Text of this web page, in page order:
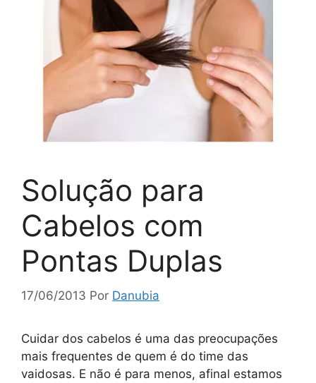
Solução para
Cabelos com
Pontas Duplas
17/06/2013 Por Danubia
Cuidar dos cabelos é uma das preocupações
mais frequentes de quem é do time das
vaidosas. E não é para menos, afinal estamos